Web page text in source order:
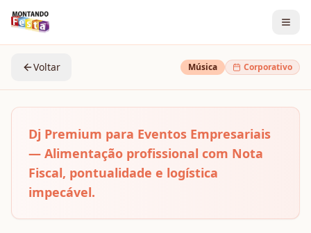
Voltar Música Corporativo
Dj Premium para Eventos Empresariais
— Alimentação profissional com Nota
Fiscal, pontualidade e logística
impecável.